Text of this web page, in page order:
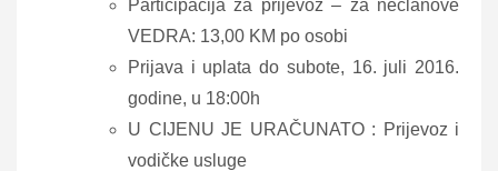
Participacija za prijevoz – za nečlanove
VEDRA: 13,00 KM po osobi
Prijava i uplata do subote, 16. juli 2016.
godine, u 18:00h
U CIJENU JE URAČUNATO : Prijevoz i
vodičke usluge